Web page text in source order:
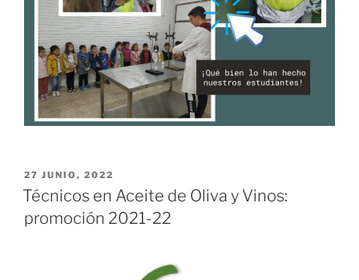
PUBLICADO
EL
27 JUNIO, 2022
Técnicos en Aceite de Oliva y Vinos:
promoción 2021-22